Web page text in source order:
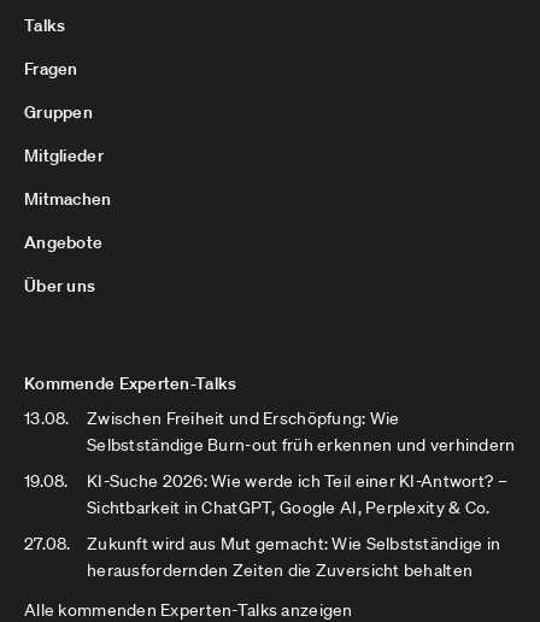
Talks
Fragen
Gruppen
Mitglieder
Mitmachen
Angebote
Über uns
Kommende Experten-Talks
13.08.
Zwischen Freiheit und Erschöpfung: Wie
Selbstständige Burn-out früh erkennen und verhindern
19.08.
KI-Suche 2026: Wie werde ich Teil einer KI-Antwort? –
Sichtbarkeit in ChatGPT, Google AI, Perplexity & Co.
27.08.
Zukunft wird aus Mut gemacht: Wie Selbstständige in
herausfordernden Zeiten die Zuversicht behalten
Alle kommenden Experten-Talks anzeigen